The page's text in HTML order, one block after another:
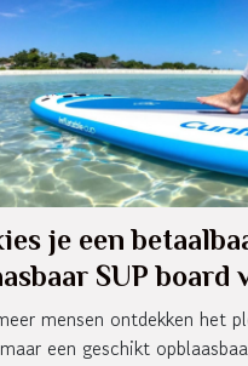
je een
SUP board
mensen ontdekken het
een geschikt